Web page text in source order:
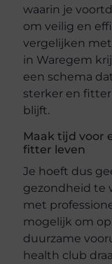
waarin je
om veilig en
vergelijken
in Waregem
een schema
sterker en
blijft.
Maak tijd voor
fitter leven
Je hoeft dus
gezondheid te
met
mogelijk om
duurzame
health club